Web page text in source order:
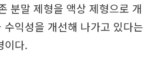
분말 제형을 액상 제형으로 개
수익성을 개선해 나가고 있다는
이다.